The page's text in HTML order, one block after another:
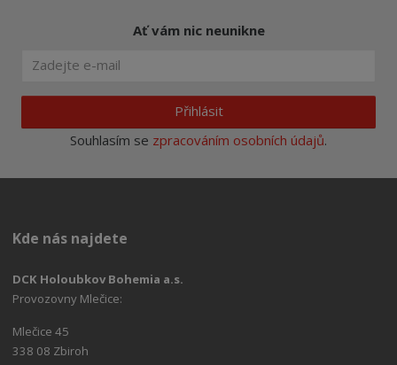
Ať vám nic neunikne
Přihlásit
Souhlasím se zpracováním osobních údajů.
Kde nás najdete
DCK Holoubkov Bohemia a.s.
Provozovny Mlečice:
Mlečice 45
338 08 Zbiroh